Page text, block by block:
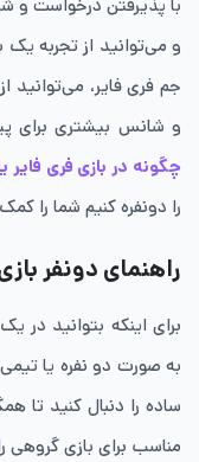
با پذیرفتن درخواست و
و می‌توانید از تجربه یک
جم فری فایر، می‌توانید
و شانس بیشتری برای
چگونه در بازی فری فایر
را دونفره کنیم شما را
راهنمای دونفر
برای اینکه بتوانید در
به صورت دو نفره یا
ساده را دنبال کنید تا
مناسب برای بازی گروهی